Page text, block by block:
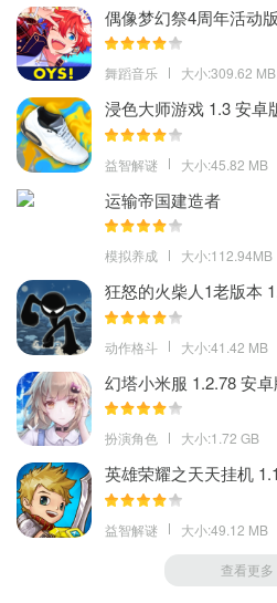
待玩家的不断解锁升级，游戏中玩家
造成的破坏也就越大，玩家可以根
入自己的资源。
偶像梦幻祭4周年活动
舞蹈音乐 大小:309.62 MB
浸色大师游戏 1.3 安卓
益智解谜 大小:45.82 MB
运输帝国建造者
模拟养成 大小:112.94MB
狂怒的火柴人1老版本
动作格斗 大小:41.42 MB
幻塔小米服 1.2.78 安卓
扮演角色 大小:1.72 GB
英雄荣耀之天天挂机
益智解谜 大小:49.12 MB
查看更多